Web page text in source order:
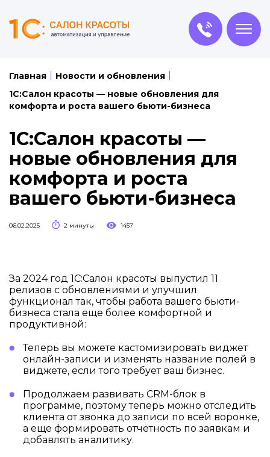
Главная
Новости и обновления
1С:Салон красоты — новые обновления для
комфорта и роста вашего бьюти-бизнеса
1С:Салон красоты —
новые обновления для
комфорта и роста
вашего бьюти-бизнеса
06.02.2025 2 минуты 1457
За 2024 год 1С:Салон красоты выпустил 11
релизов с обновлениями и улучшил
функционал так, чтобы работа вашего бьюти-
бизнеса стала еще более комфортной и
продуктивной:
Теперь вы можете кастомизировать виджет
онлайн-записи и изменять название полей в
виджете, если того требует ваш бизнес.
Продолжаем развивать CRM-блок в
программе, поэтому теперь можно отследить
клиента от звонка до записи по всей воронке,
а еще формировать отчетность по заявкам и
добавлять аналитику.